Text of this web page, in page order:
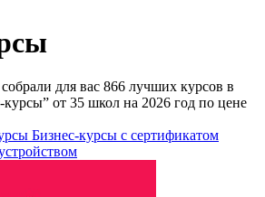
для вас 866 лучших курсов в
от 35 школ на 2026 год по цене
Бизнес-курсы с сертификатом